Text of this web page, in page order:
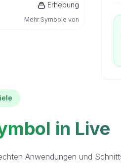
Erhebung
Mehr Symbole von
in Live
Anwendungen und